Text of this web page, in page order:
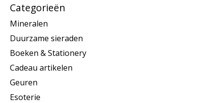
Categorieën
Mineralen
Duurzame sieraden
Boeken & Stationery
Cadeau artikelen
Geuren
Esoterie